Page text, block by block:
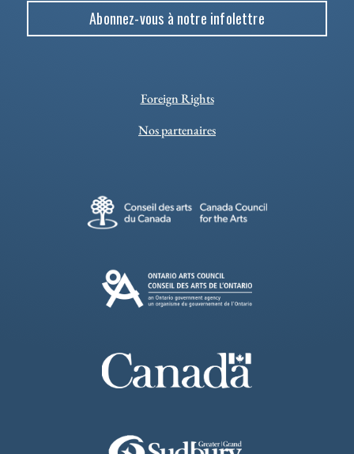
Abonnez-vous à notre infolettre
Foreign Rights
Nos partenaires